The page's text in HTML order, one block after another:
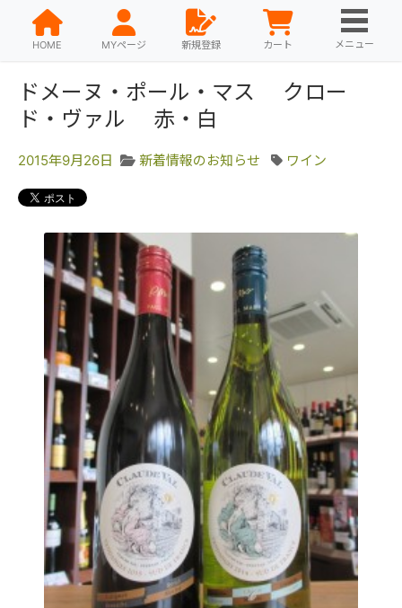
HOME MYページ 新規登録 カート メニュー
ドメーヌ・ポール・マス クロー
ド・ヴァル 赤・白
2015年9月26日 新着情報のお知らせ ワイン